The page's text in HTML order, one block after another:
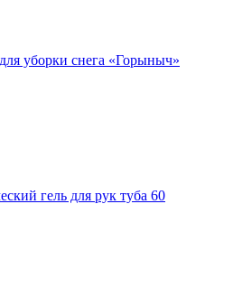
уборки снега «Горыныч»
гель для рук туба 60